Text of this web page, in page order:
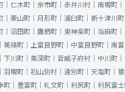
仁木町｜ 余市町｜ 赤井川村｜ 南幌町｜
栗山町｜ 月形町｜ 浦臼町｜ 新十津川町
沼田町｜ 鷹栖町｜ 東神楽町｜ 当麻町｜
美瑛町｜ 上富良野町｜ 中富良野町｜ 南富
下川町｜ 美深町｜ 音威子府村｜ 中川町｜
羽幌町｜ 初山別村｜ 遠別町｜ 天塩町｜ 猿
町｜ 豊富町｜ 礼文町｜ 利尻町｜ 利尻富士